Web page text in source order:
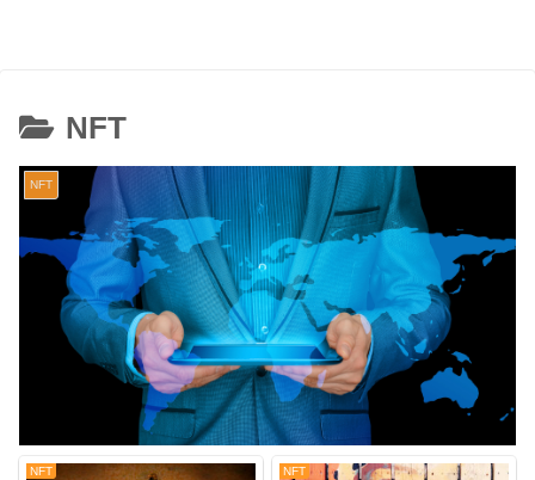
NFT
NFT
NFT NFT